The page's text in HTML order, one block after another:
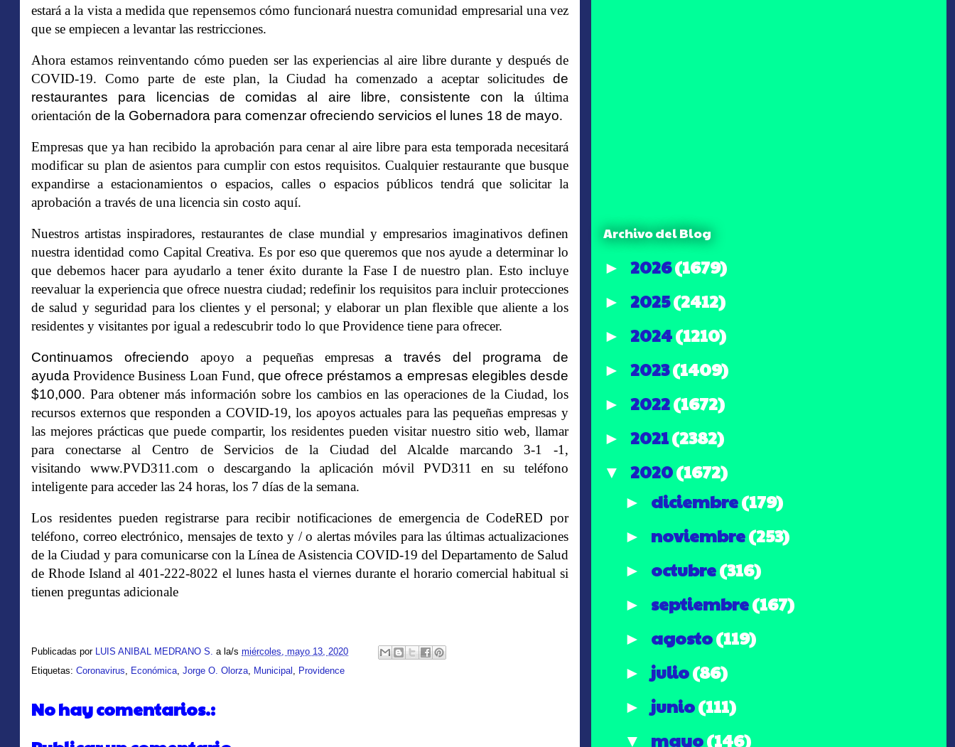
estará a la vista a medidaque repensemos cómo funcionará nuestra comunidad empresarial una vez
que se empiecen a levantar las restricciones.
Ahora estamos reinventando cómo pueden ser las experiencias al aire libre durante y después de
COVID-19.Como parte de este plan, la Ciudad ha comenzado a aceptar solicitudesde
restaurantes para licencias de comidas al aire libre, consistente con la última
orientación de la Gobernadora para comenzar ofreciendo servicios el lunes 18 de mayo.
Empresas que ya han recibido la aprobación para cenar al aire libre para esta temporada necesitará
modificar su plan de asientos para cumplir con estos requisitos.Cualquier restaurante que busque
expandirse a estacionamientos o espacios, calles o espacios públicos tendrá que solicitar la
aprobación a través de una licencia sin costo aquí.
Nuestros artistas inspiradores, restaurantes de clase mundial y empresarios imaginativos definen
nuestra identidad como Capital Creativa. Es por eso que queremos que nos ayude a determinar lo
que debemos hacer para ayudarlo a tener éxito durante la Fase I de nuestro plan. Esto incluye
reevaluar la experiencia que ofrece nuestra ciudad; redefinir los requisitos para incluir protecciones
de salud y seguridad para los clientes y el personal; y elaborar un plan flexible que aliente a los
residentes y visitantes por igual a redescubrir todo lo que Providence tiene para ofrecer.
Continuamos ofreciendo apoyo a pequeñas empresasa través del programa de
ayudaProvidence Business Loan Fund, que ofrece préstamos a empresas elegibles desde
$10,000. Para obtener más información sobre los cambios en las operaciones de la Ciudad, los
recursos externos que responden a COVID-19, los apoyos actuales para las pequeñas empresas y
las mejores prácticas que puede compartir, los residentes pueden visitar nuestro sitio web, llamar
para conectarse al Centro de Servicios de la Ciudad del Alcalde marcando 3-1 -1,
visitando www.PVD311.com o descargando la aplicación móvil PVD311 en su teléfono
inteligente para acceder las 24 horas, los 7 días de la semana.
Los residentes pueden registrarse para recibir notificaciones de emergencia de CodeRED por
teléfono, correo electrónico, mensajes de texto y / o alertas móviles para las últimas actualizaciones
de la Ciudad y para comunicarse con la Línea de Asistencia COVID-19 del Departamento de Salud
de Rhode Island al 401-222-8022 el lunes hasta el viernes durante el horario comercial habitual si
tienen preguntas adicionale
Publicadas por LUIS ANIBAL MEDRANO S. a la/s miércoles, mayo 13, 2020
Etiquetas: Coronavirus, Económica, Jorge O. Olorza, Municipal , Providence
No hay comentarios.:
Archivo del Blog
► 2026(1679)
► 2025(2412)
► 2024(1210)
► 2023(1409)
► 2022(1672)
► 2021(2382)
▼ 2020(1672)
► diciembre(179)
► noviembre(253)
► octubre(316)
► septiembre(167)
► agosto(119)
► julio(86)
► junio(111)
▼ mayo(146)